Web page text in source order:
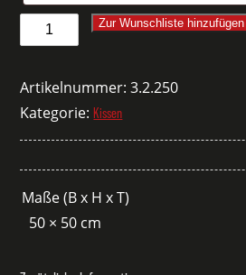
Kissenbezug
Bambus
Zur Wunschliste hinzufügen
Artikelnummer:3.2.250
Kategorie:Kissen
Maße (B x H x T)
50 × 50 cm